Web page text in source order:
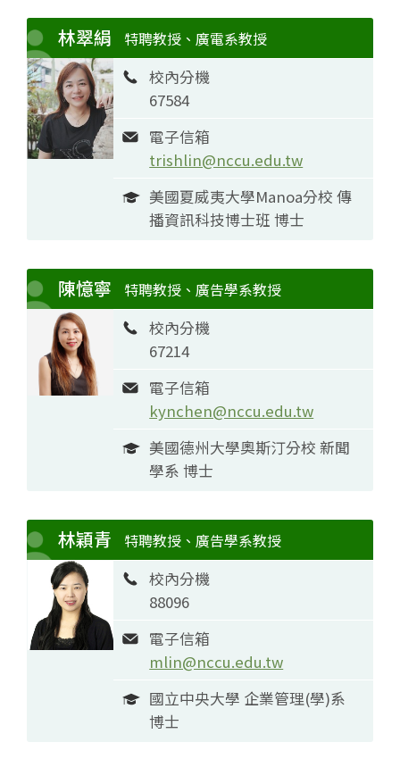
林翠絹 特聘教授、廣電系教授
校內分機
67584
電子信箱
trishlin@nccu.edu.tw
美國夏威夷大學Manoa分校 傳
播資訊科技博士班 博士
陳憶寧 特聘教授、廣告學系教授
校內分機
67214
電子信箱
kynchen@nccu.edu.tw
美國德州大學奧斯汀分校 新聞
學系 博士
林穎青 特聘教授、廣告學系教授
校內分機
88096
電子信箱
mlin@nccu.edu.tw
國立中央大學 企業管理(學)系
博士